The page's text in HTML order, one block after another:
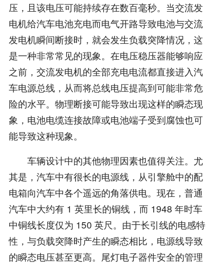
压，且该电压可能持续存在数百毫秒。当交流发
电机给汽车电池充电而电气开路导致电池与交流
发电机瞬间断接时，就会发生负载突降情况，这
是一种非常常见的现象。在电压稳压器能够响应
之前，交流发电机的全部充电电流都直接进入汽
车电源总线，从而将总线电压提高到可能非常危
险的水平。物理断接可能导致出现这样的瞬态现
象，电池电缆连接故障或电池端子受到腐蚀也可
能导致这种现象。
车辆设计中的其他物理因素也值得关注。尤
其是，汽车中有很长的电源线，从引擎舱中的配
电箱向汽车中各个遥远的角落供电。现在，普通
汽车中大约有 1 英里长的铜线，而 1948 年时车
中铜线长度仅为 150 英尺。由于长引线的电感特
性，与负载突降时产生的瞬态相比，电源线导致
的瞬态电压甚至更高。尾灯电子器件安全的管理